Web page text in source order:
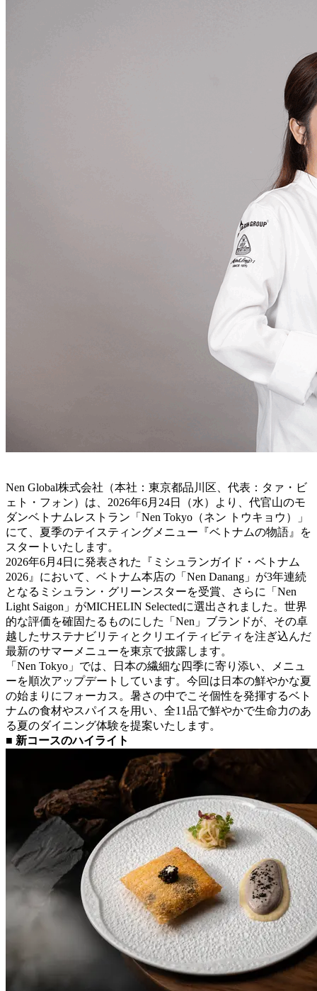
Nen Global株式会社（本社：東京都品川区、代表：タァ・ビ
ェト・フォン）は、2026年6月24日（水）より、代官山のモ
ダンベトナムレストラン「Nen Tokyo（ネン トウキョウ）」
にて、夏季のテイスティングメニュー『ベトナムの物語』を
スタートいたします。
2026年6月4日に発表された『ミシュランガイド・ベトナム
2026』において、ベトナム本店の「Nen Danang」が3年連続
となるミシュラン・グリーンスターを受賞、さらに「Nen
Light Saigon」がMICHELIN Selectedに選出されました。世界
的な評価を確固たるものにした「Nen」ブランドが、その卓
越したサステナビリティとクリエイティビティを注ぎ込んだ
最新のサマーメニューを東京で披露します。
「Nen Tokyo」では、日本の繊細な四季に寄り添い、メニュ
ーを順次アップデートしています。今回は日本の鮮やかな夏
の始まりにフォーカス。暑さの中でこそ個性を発揮するベト
ナムの食材やスパイスを用い、全11品で鮮やかで生命力のあ
る夏のダイニング体験を提案いたします。
■ 新コースのハイライト